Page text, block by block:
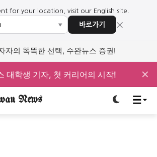
for your location, visit our English site.
▼ 바로가기 ×
자의 똑똑한 선택, 수완뉴스 증권!
대학생 기자, 첫 커리어의 시작! ✕
News